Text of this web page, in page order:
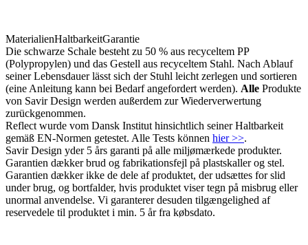
MaterialienHaltbarkeitGarantie
Die schwarze Schale besteht zu 50 % aus recyceltem PP
(Polypropylen) und das Gestell aus recyceltem Stahl. Nach Ablauf
seiner Lebensdauer lässt sich der Stuhl leicht zerlegen und sortieren
(eine Anleitung kann bei Bedarf angefordert werden). Alle Produkte
von Savir Design werden außerdem zur Wiederverwertung
zurückgenommen.
Reflect wurde vom Dansk Institut hinsichtlich seiner Haltbarkeit
gemäß EN-Normen getestet. Alle Tests können hier >>.
Savir Design yder 5 års garanti på alle miljømærkede produkter.
Garantien dækker brud og fabrikationsfejl på plastskaller og stel.
Garantien dækker ikke de dele af produktet, der udsættes for slid
under brug, og bortfalder, hvis produktet viser tegn på misbrug eller
unormal anvendelse. Vi garanterer desuden tilgængelighed af
reservedele til produktet i min. 5 år fra købsdato.